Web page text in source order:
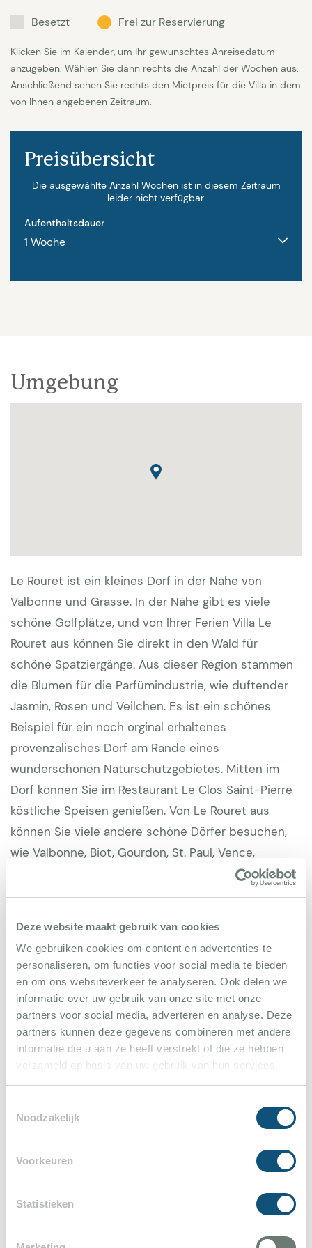
Deze website maakt gebruik van cookies
We gebruiken cookies om content en advertenties te
personaliseren, om functies voor social media te bieden
en om ons websiteverkeer te analyseren. Ook delen we
informatie over uw gebruik van onze site met onze
partners voor social media, adverteren en analyse. Deze
partners kunnen deze gegevens combineren met andere
informatie die u aan ze heeft verstrekt of die ze hebben
verzameld op basis van uw gebruik van hun services.
Noodzakelijk
Voorkeuren
Statistieken
Besetzt Frei zur Reservierung
Klicken Sie im Kalender, um Ihr gewünschtes Anreisedatum
anzugeben. Wählen Sie dann rechts die Anzahl der Wochen aus.
Anschließend sehen Sie rechts den Mietpreis für die Villa in dem
von Ihnen angebenen Zeitraum.
Preisübersicht
Die ausgewählte Anzahl Wochen ist in diesem Zeitraum
leider nicht verfügbar.
Aufenthaltsdauer
Umgebung
Le Rouret ist ein kleines Dorf in der Nähe von
Valbonne und Grasse. In der Nähe gibt es viele
schöne Golfplätze, und von Ihrer Ferien Villa Le
Rouret aus können Sie direkt in den Wald für
schöne Spatziergänge. Aus dieser Region stammen
die Blumen für die Parfümindustrie, wie duftender
Jasmin, Rosen und Veilchen. Es ist ein schönes
Beispiel für ein noch orginal erhaltenes
provenzalisches Dorf am Rande eines
wunderschönen Naturschutzgebietes. Mitten im
Dorf können Sie im Restaurant Le Clos Saint-Pierre
köstliche Speisen genießen. Von Le Rouret aus
können Sie viele andere schöne Dörfer besuchen,
wie Valbonne, Biot, Gourdon, St. Paul, Vence,
Mougins und Grasse. Nizza ist eine 25-minütige
Autofahrt entfernt. Der Strand von Cagnes sur mer
entfernt finden Sie die schönen Sandstrände von
Cannes und Antibes.
Gesamteindruck der Villa
12 augustus 2024
10
Wie im Jahr 2023 haben wir diese Villa auch
im Jahr 2024 erneut gemietet, dieses Mal für
2 Wochen. Alles war wieder vorhanden
Wäschepaket), gut ausgestattete Küche und
Weiterlesen